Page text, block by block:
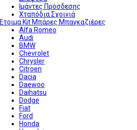
Ιμάντες Πρόσδεσης
Χταπόδια Σχοινιά
Ετοιμα Kit Μπάρες Μπαγκαζιέρες
Alfa Romeo
Audi
BMW
Chevrolet
Chrysler
Citroen
Dacia
Daewoo
Daihatsu
Dodge
Fiat
Ford
Honda